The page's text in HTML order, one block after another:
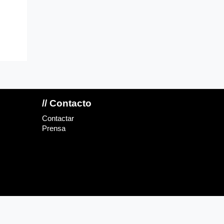
// Contacto
Contactar
Prensa